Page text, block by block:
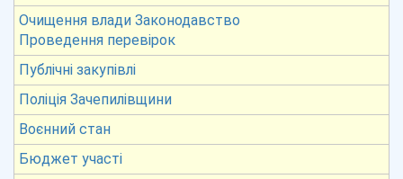
Очищення влади Законодавство
Проведення перевірок
Публічні закупівлі
Поліція Зачепилівщини
Воєнний стан
Бюджет участі